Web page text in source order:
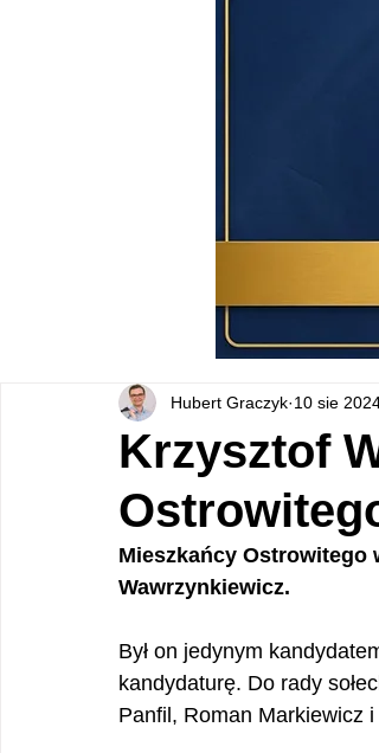
Krzysztof
Hubert Graczyk 10 sie
Mieszkańcy Ostrowitego
Wawrzynkiewicz.
Był on jedynym
kandydaturę. Do rady
Panfil, Roman Markiewicz i